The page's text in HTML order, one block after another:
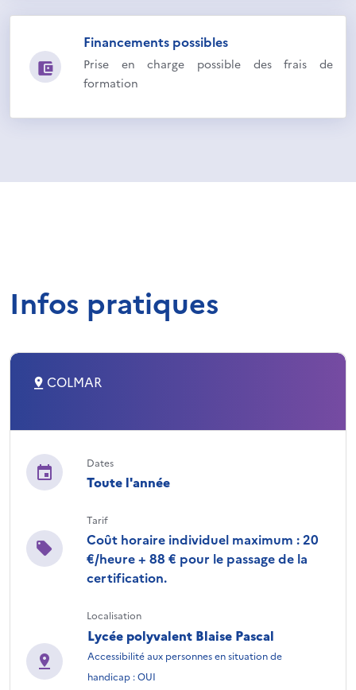
Financements possibles
Prise en charge possible des frais de
formation
Infos pratiques
COLMAR
Dates
Toute l'année
Tarif
Coût horaire individuel maximum : 20
€/heure + 88 € pour le passage de la
certification.
Localisation
Lycée polyvalent Blaise Pascal
Accessibilité aux personnes en situation de
handicap : OUI